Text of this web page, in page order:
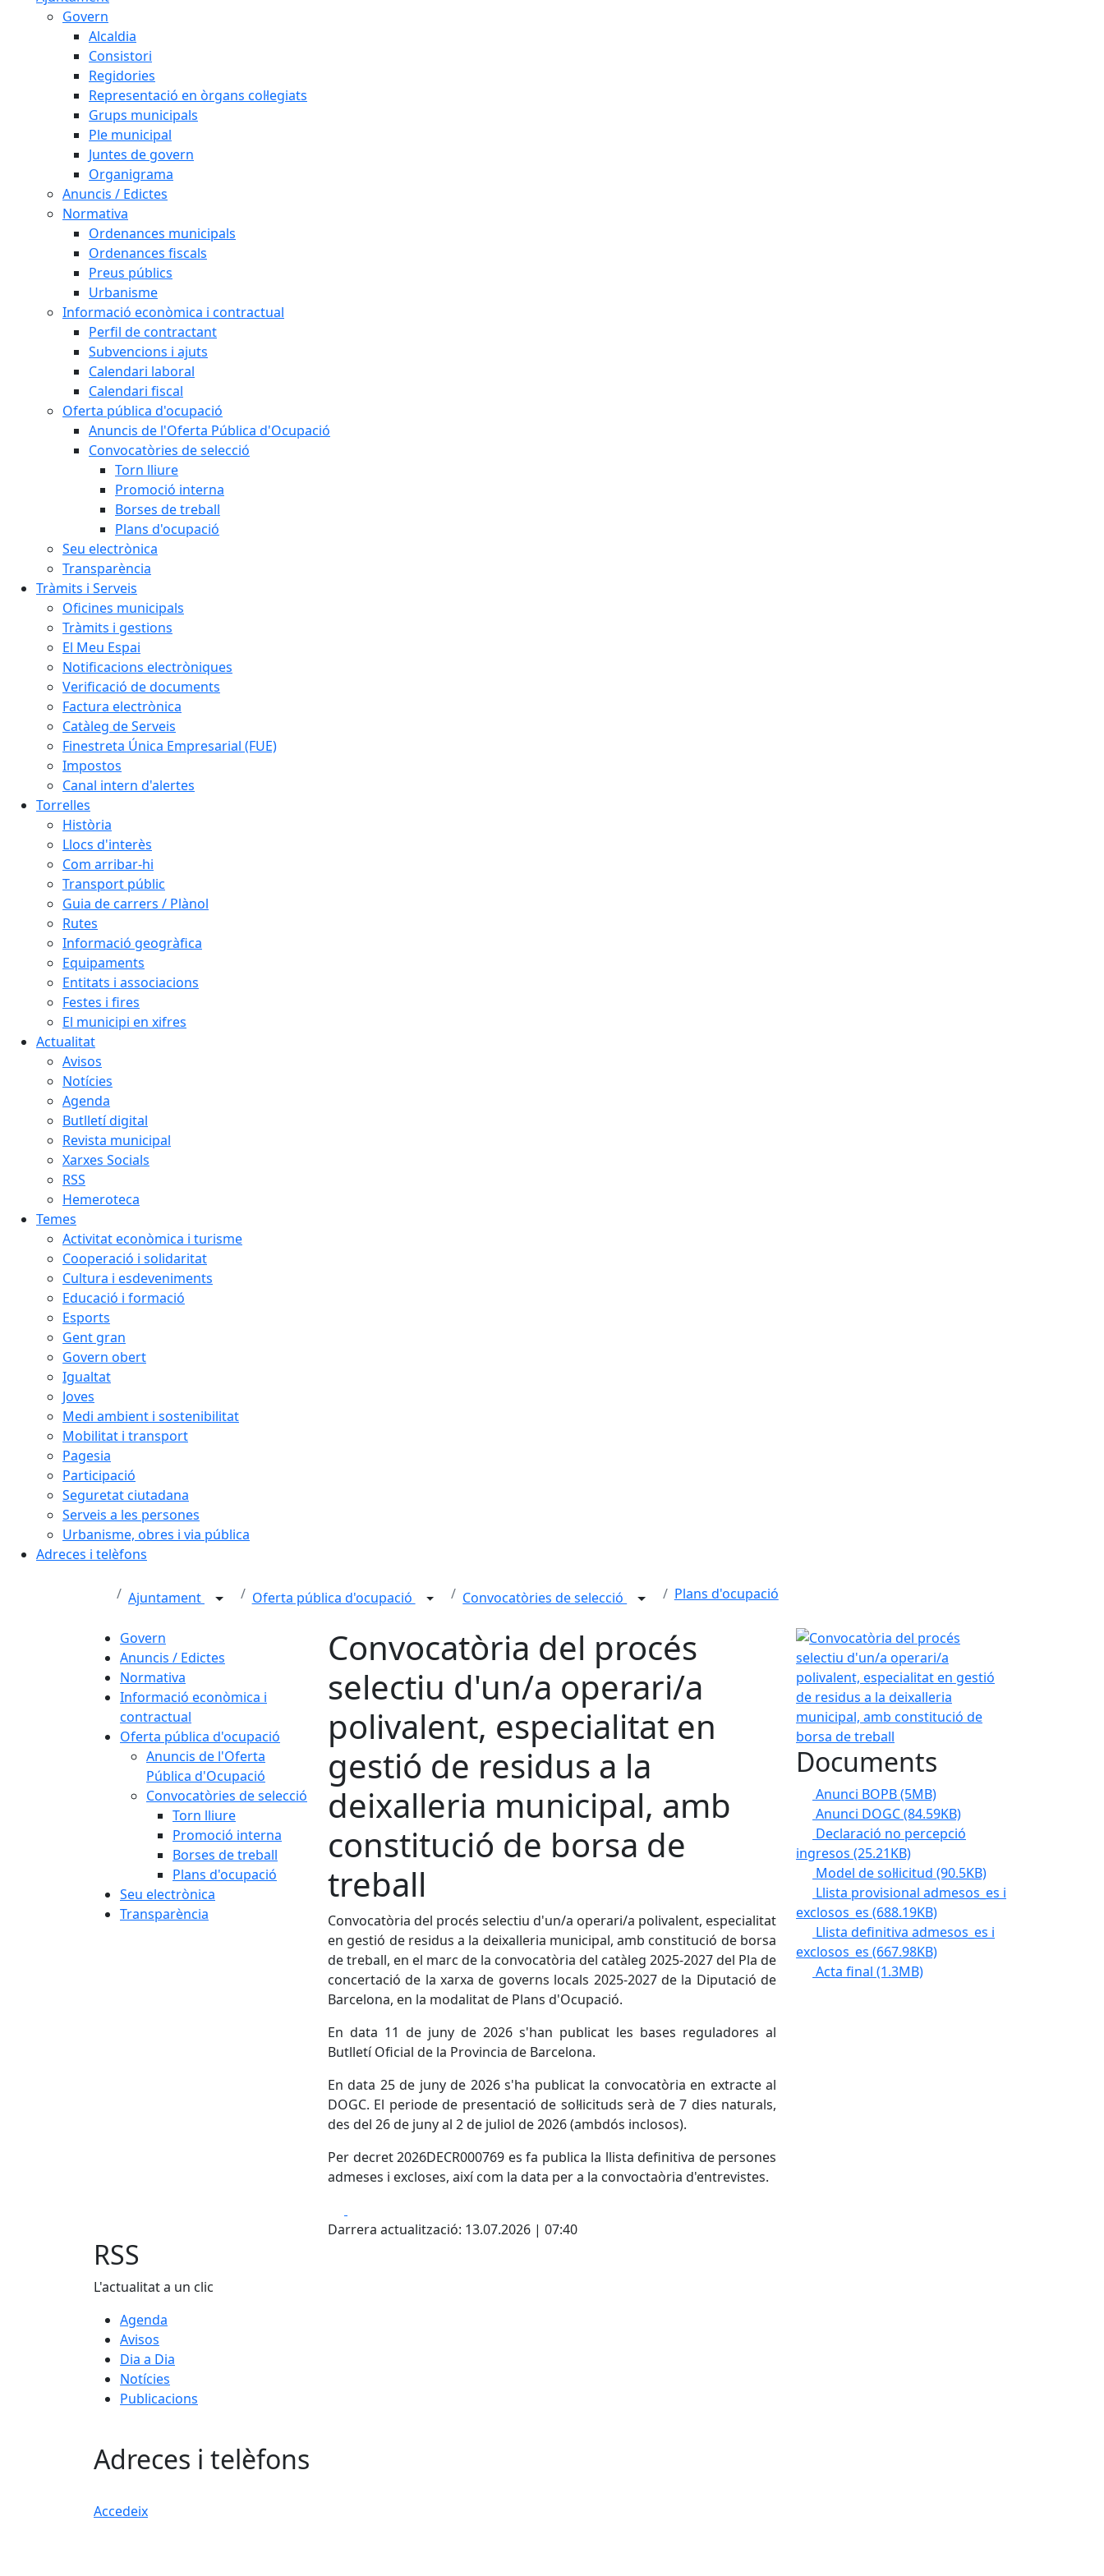
Govern
Alcaldia
Consistori
Regidories
Representació en òrgans col·legiats
Grups municipals
Ple municipal
Juntes de govern
Organigrama
Anuncis / Edictes
Normativa
Ordenances municipals
Ordenances fiscals
Preus públics
Urbanisme
Informació econòmica i contractual
Perfil de contractant
Subvencions i ajuts
Calendari laboral
Calendari fiscal
Oferta pública d'ocupació
Anuncis de l'Oferta Pública d'Ocupació
Convocatòries de selecció
Torn lliure
Promoció interna
Borses de treball
Plans d'ocupació
Seu electrònica
Transparència
Tràmits i Serveis
Oficines municipals
Tràmits i gestions
El Meu Espai
Notificacions electròniques
Verificació de documents
Factura electrònica
Catàleg de Serveis
Finestreta Única Empresarial (FUE)
Impostos
Canal intern d'alertes
Torrelles
Història
Llocs d'interès
Com arribar-hi
Transport públic
Guia de carrers / Plànol
Rutes
Informació geogràfica
Equipaments
Entitats i associacions
Festes i fires
El municipi en xifres
Actualitat
Avisos
Notícies
Agenda
Butlletí digital
Revista municipal
Xarxes Socials
RSS
Hemeroteca
Temes
Activitat econòmica i turisme
Cooperació i solidaritat
Cultura i esdeveniments
Educació i formació
Esports
Gent gran
Govern obert
Igualtat
Joves
Medi ambient i sostenibilitat
Mobilitat i transport
Pagesia
Participació
Seguretat ciutadana
Serveis a les persones
Urbanisme, obres i via pública
Adreces i telèfons
Ajuntament Oferta pública d'ocupació Convocatòries de selecció Plans d'ocupació
Govern
Anuncis / Edictes
Normativa
Informació econòmica i
contractual
Oferta pública d'ocupació
Anuncis de l'Oferta
Pública d'Ocupació
Convocatòries de selecció
Torn lliure
Promoció interna
Borses de treball
Plans d'ocupació
Seu electrònica
Transparència
Convocatòria del procés
selectiu d'un/a operari/a
polivalent, especialitat en
gestió de residus a la
deixalleria municipal, amb
constitució de borsa de
treball
Convocatòria del procés selectiu d'un/a operari/a polivalent, especialitat
en gestió de residus a la deixalleria municipal, amb constitució de borsa
de treball, en el marc de la convocatòria del catàleg 2025-2027 del Pla de
concertació de la xarxa de governs locals 2025-2027 de la Diputació de
Barcelona, en la modalitat de Plans d'Ocupació.
En data 11 de juny de 2026 s'han publicat les bases reguladores al
Butlletí Oficial de la Provincia de Barcelona.
En data 25 de juny de 2026 s'ha publicat la convocatòria en extracte al
DOGC. El periode de presentació de sol·licituds serà de 7 dies naturals,
des del 26 de juny al 2 de juliol de 2026 (ambdós inclosos).
Per decret 2026DECR000769 es fa publica la llista definitiva de persones
admeses i excloses, així com la data per a la convoctaòria d'entrevistes.
Darrera actualització: 13.07.2026 | 07:40
Convocatòria del procés selectiu d'un/a operari/
Documents
Anunci BOPB(5MB)
Anunci DOGC(84.59KB)
Declaració no percepció
ingresos (25.21KB)
Model de sol·licitud (90.5KB)
Llista provisional admesos_es i
exclosos_es (688.19KB)
Llista definitiva admesos_es i
exclosos_es (667.98KB)
Acta final (1.3MB)
RSS
L'actualitat a un clic
Agenda
Avisos
Dia a Dia
Notícies
Publicacions
Adreces i telèfons
Accedeix